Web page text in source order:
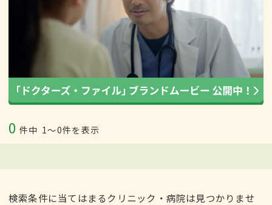
0 件中 1〜0件を表示
検索条件に当てはまるクリニック・病院は見つかりませ